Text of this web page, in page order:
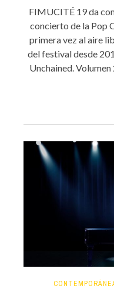
FIMUCITÉ 19 da
concierto de la Pop
primera vez al aire
del festival desde
Unchained.